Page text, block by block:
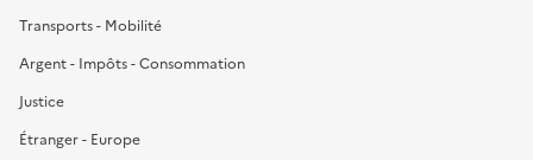
Transports - Mobilité
Argent - Impôts - Consommation
Justice
Étranger - Europe